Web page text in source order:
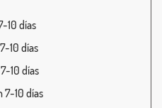
10 días
10 días
10 días
7-10 días